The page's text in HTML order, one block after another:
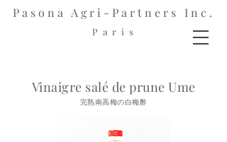
Pasona Agri-Partners Inc.
P a r i s
Vinaigre salé de prune Ume
完熟南高梅の白梅酢